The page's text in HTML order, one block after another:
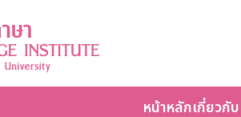
หน้าหลักเกี่ยวกับ